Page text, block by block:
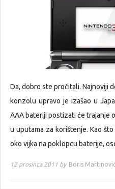
Da, dobro ste pročitali. Najnoviji
konzolu upravo je izašao u
AAA bateriji postizati će trajanje
u uputama za korištenje. Kao
oko vijka na poklopcu baterije,
12 prosinca 2011 by Boris Martinović